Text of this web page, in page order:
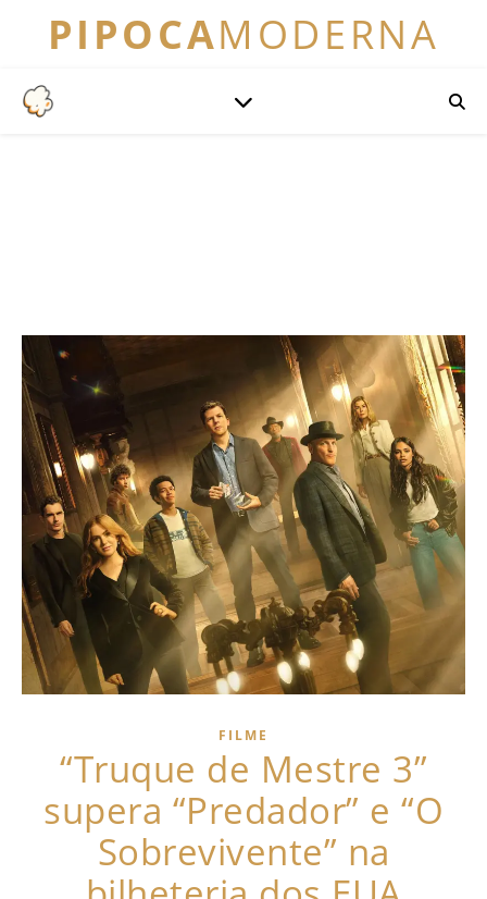
PIPOCAMODERNA
FILME
“Truque de Mestre 3”
supera “Predador” e “O
Sobrevivente” na